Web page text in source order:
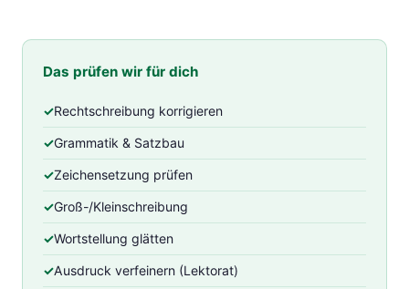
Das prüfen wir für dich
Rechtschreibung korrigieren
Grammatik & Satzbau
Zeichensetzung prüfen
Groß-/Kleinschreibung
Wortstellung glätten
Ausdruck verfeinern (Lektorat)